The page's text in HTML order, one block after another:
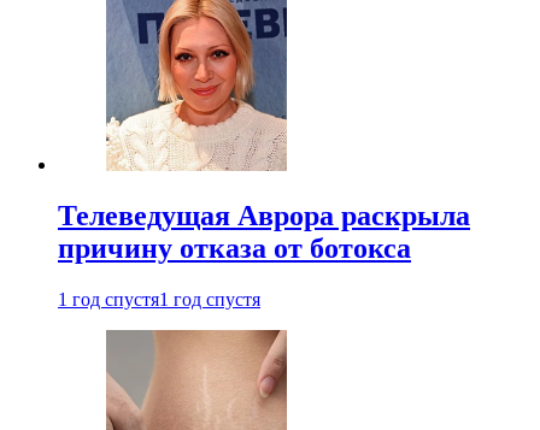
Телеведущая Аврора раскрыла
причину отказа от ботокса
1 год спустя1 год спустя